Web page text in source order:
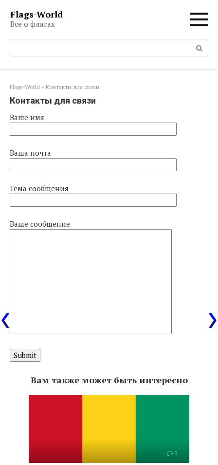
контенту
Flags-World
Все о флагах
Поиск:
Flags-World » Контакты для связи
Контакты для связи
Ваше имя
Ваша почта
Тема сообщения
Ваше сообщение
Вам также может быть интересно
0